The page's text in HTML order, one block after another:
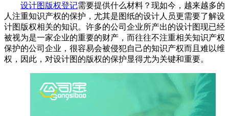
设计图版权登记需要提供什么材料？现如今，越来越多的
人注重知识产权的保护，尤其是图纸的设计人员更需要了解设
计图版权相关的知识。许多的公司企业所产出的设计图现已经
被视为是一家企业的重要的财产，而往往不注重相关知识产权
保护的公司企业，很容易会被侵犯自己的知识产权而且难以维
权，因此，对设计图的版权的保护显得尤为关键和重要。